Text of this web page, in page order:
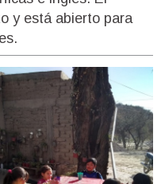
y está abierto para